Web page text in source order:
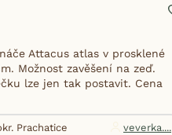
Attacus atlas v prosklené
Možnost zavěšení na zeď.
lze jen tak postavit. Cena
Prachatice
veverka....